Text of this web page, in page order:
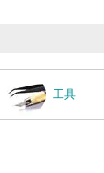
工具